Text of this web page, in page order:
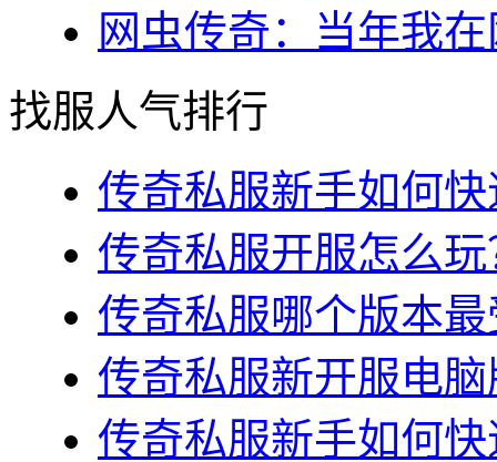
网虫传奇：当年我
找服人气排行
传奇私服新手如何
传奇私服开服怎么
传奇私服哪个版本
传奇私服新开服电
传奇私服新手如何